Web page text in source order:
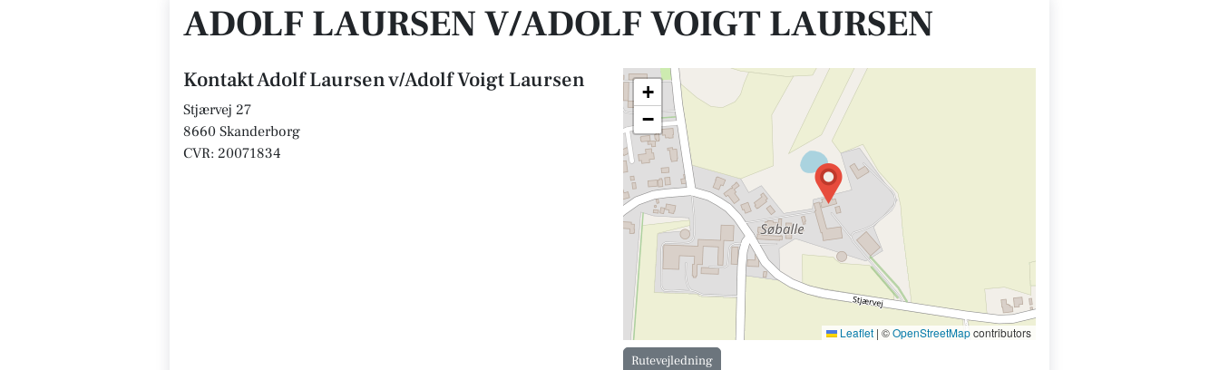
ADOLF LAURSEN V/ADOLF VOIGT LAURSEN
Kontakt Adolf Laursen v/Adolf Voigt Laursen
Stjærvej 27
8660 Skanderborg
CVR: 20071834
+
−
Leaflet | ©OpenStreetMapcontributors
Rutevejledning